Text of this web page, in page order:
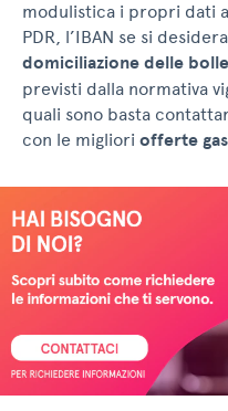
modulistica i propri dati
PDR, l’IBAN se si
domiciliazione delle
previsti dalla normativa
quali sono basta
con le migliori offerte gas